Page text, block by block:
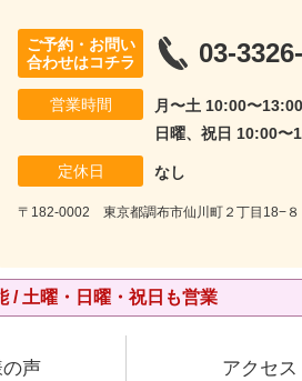
ご予約・お問い
合わせはコチラ
03-
営業時間
月〜土 10:00〜
日曜、祝日 10:00〜
定休日 なし
〒182-0002 東京都調布市仙川町２丁目18−８
/ 土曜・日曜・祝日も営業
声 アクセス